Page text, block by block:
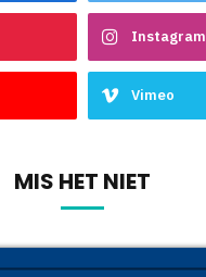
Instagram
Vimeo
MIS HET NIET